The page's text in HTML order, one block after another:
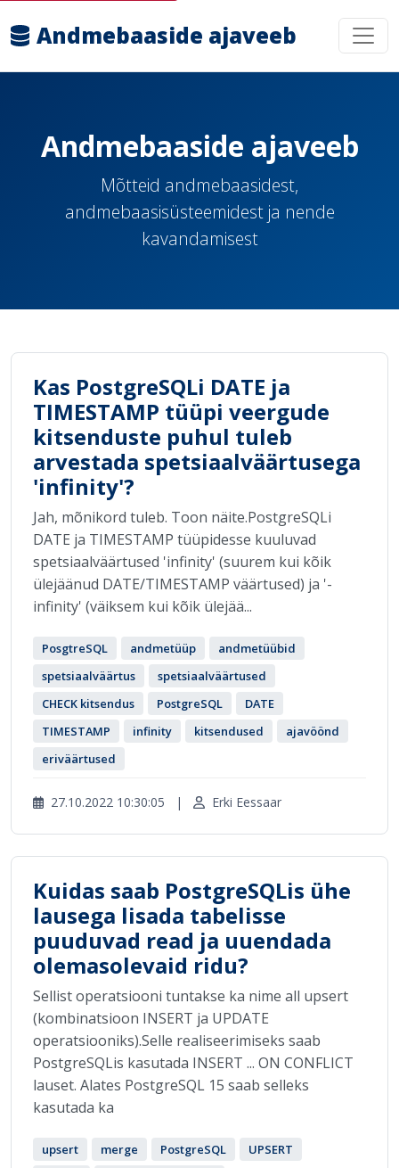
Andmebaaside ajaveeb
Andmebaaside ajaveeb
Mõtteid andmebaasidest,
andmebaasisüsteemidest ja nende
kavandamisest
Kas PostgreSQLi DATE ja
TIMESTAMP tüüpi veergude
kitsenduste puhul tuleb
arvestada spetsiaalväärtusega
'infinity'?
Jah, mõnikord tuleb. Toon näite.PostgreSQLi
DATE ja TIMESTAMP tüüpidesse kuuluvad
spetsiaalväärtused 'infinity' (suurem kui kõik
ülejäänud DATE/TIMESTAMP väärtused) ja '-
infinity' (väiksem kui kõik ülejää...
PosgtreSQL andmetüüp
andmetüübid
spetsiaalväärtus
spetsiaalväärtused
CHECK kitsendus
PostgreSQL
DATE
TIMESTAMP
infinity kitsendused
ajavöönd
eriväärtused
27.10.2022 10:30:05 | Erki Eessaar
Kuidas saab PostgreSQLis ühe
lausega lisada tabelisse
puuduvad read ja uuendada
olemasolevaid ridu?
Sellist operatsiooni tuntakse ka nime all upsert
(kombinatsioon INSERT ja UPDATE
operatsiooniks).Selle realiseerimiseks saab
PostgreSQLis kasutada INSERT ... ON CONFLICT
lauset. Alates PostgreSQL 15 saab selleks
kasutada ka
upsert merge PostgreSQL
UPSERT